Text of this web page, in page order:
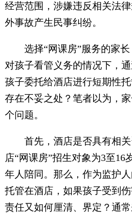
经营范围，涉嫌违反相关法
外事故产生民事纠纷。
选择“网课房”服务的家长
对孩子看管义务的情况下，
孩子委托给酒店进行短期性
存在不妥之处？笔者以为，
个问题。
首先，酒店是否具有相关
店“网课房”招生对象为3至16
年人陪同。那么，作为监护
托管在酒店，如果孩子受到
责任又如何厘清、界定？通